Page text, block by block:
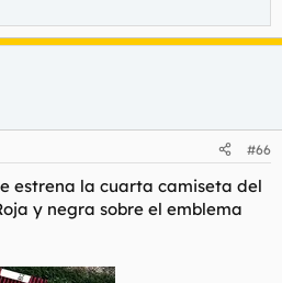
#66
estrena la cuarta camiseta del
y negra sobre el emblema